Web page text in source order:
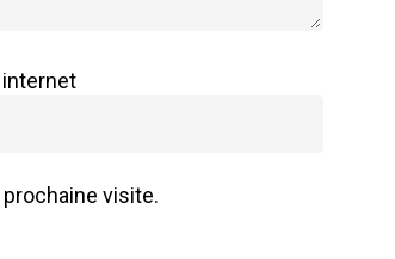
visite.